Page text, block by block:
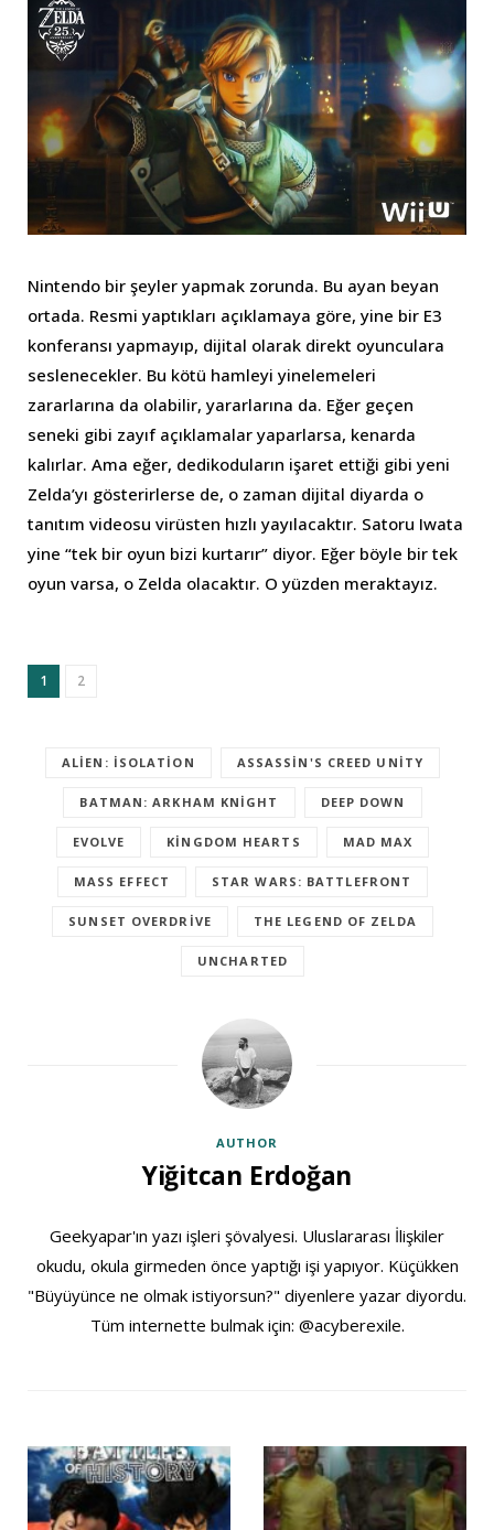
Nintendo bir şeyler yapmak zorunda. Bu ayan beyan
ortada. Resmi yaptıkları açıklamaya göre, yine bir E3
konferansı yapmayıp, dijital olarak direkt oyunculara
seslenecekler. Bu kötü hamleyi yinelemeleri
zararlarına da olabilir, yararlarına da. Eğer geçen
seneki gibi zayıf açıklamalar yaparlarsa, kenarda
kalırlar. Ama eğer, dedikoduların işaret ettiği gibi yeni
Zelda’yı gösterirlerse de, o zaman dijital diyarda o
tanıtım videosu virüsten hızlı yayılacaktır. Satoru Iwata
yine “tek bir oyun bizi kurtarır” diyor. Eğer böyle bir tek
oyun varsa, o Zelda olacaktır. O yüzden meraktayız.
1 2
ALIEN: ISOLATION ASSASSIN'S CREED UNITY
BATMAN: ARKHAM KNIGHT DEEP DOWN
EVOLVE KINGDOM HEARTS MAD MAX
MASS EFFECT STAR WARS: BATTLEFRONT
SUNSET OVERDRIVE THE LEGEND OF ZELDA
UNCHARTED
AUTHOR
Yiğitcan Erdoğan
Geekyapar'ın yazı işleri şövalyesi. Uluslararası İlişkiler
okudu, okula girmeden önce yaptığı işi yapıyor. Küçükken
"Büyüyünce ne olmak istiyorsun?" diyenlere yazar diyordu.
Tüm internette bulmak için: @acyberexile.